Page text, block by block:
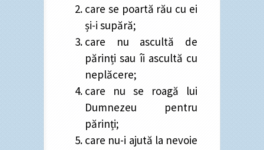
care se poartă rău cu ei
și-i supără;
care nu ascultă de
părinți sau îi ascultă cu
neplăcere;
care nu se roagă lui
Dumnezeu pentru
părinți;
care nu-i ajută la nevoie